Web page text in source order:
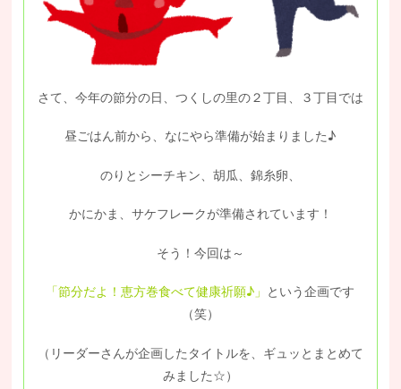
さて、今年の節分の日、つくしの里の２丁目、３丁目では
昼ごはん前から、なにやら準備が始まりました♪
のりとシーチキン、胡瓜、錦糸卵、
かにかま、サケフレークが準備されています！
そう！今回は～
「節分だよ！恵方巻食べて健康祈願♪」 という企画です
（笑）
（リーダーさんが企画したタイトルを、ギュッとまとめて
みました☆）